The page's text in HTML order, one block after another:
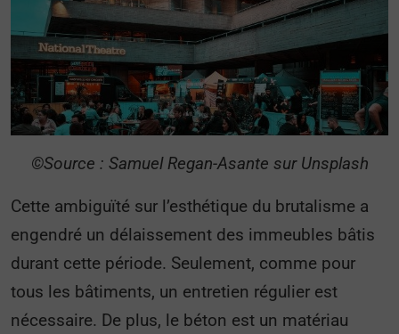
©️Source : Samuel Regan-Asante sur Unsplash
Cette ambiguïté sur l’esthétique du brutalisme a
engendré un délaissement des immeubles bâtis
durant cette période. Seulement, comme pour
tous les bâtiments, un entretien régulier est
nécessaire. De plus, le béton est un matériau